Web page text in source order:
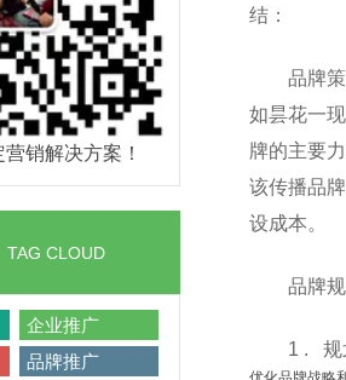
销解决方案！
TAG CLOUD
企业推广
品牌推广
结：
品牌
如昙花一
牌的主要
该传播品
设成本。
品牌
1 . 规